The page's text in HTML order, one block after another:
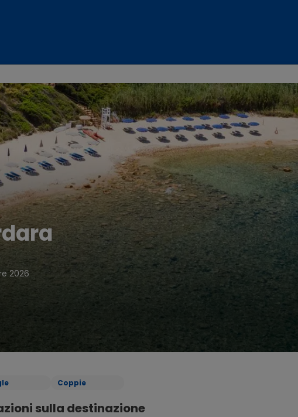
2026
Coppie
sulla destinazione